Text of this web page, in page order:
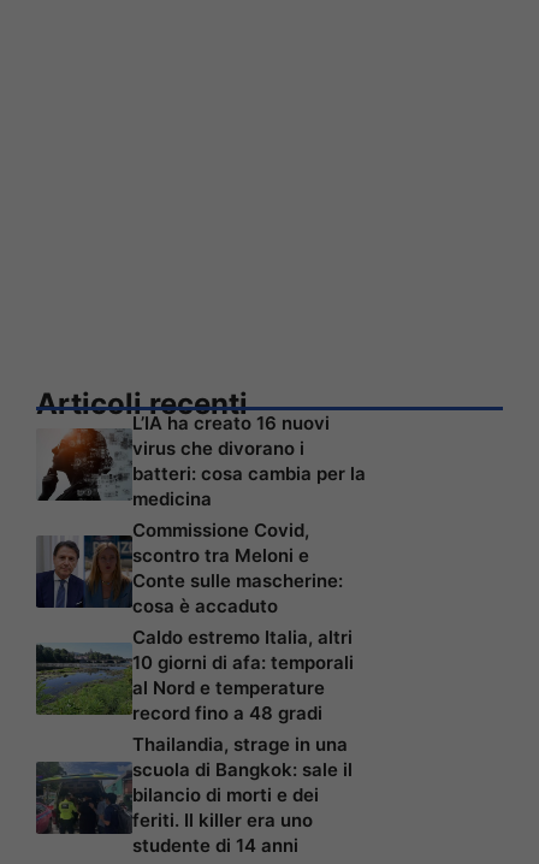
Articoli recenti
L’IA ha creato 16 nuovi
virus che divorano i
batteri: cosa cambia per la
medicina
Commissione Covid,
scontro tra Meloni e
Conte sulle mascherine:
cosa è accaduto
Caldo estremo Italia, altri
10 giorni di afa: temporali
al Nord e temperature
record fino a 48 gradi
Thailandia, strage in una
scuola di Bangkok: sale il
bilancio di morti e dei
feriti. Il killer era uno
studente di 14 anni